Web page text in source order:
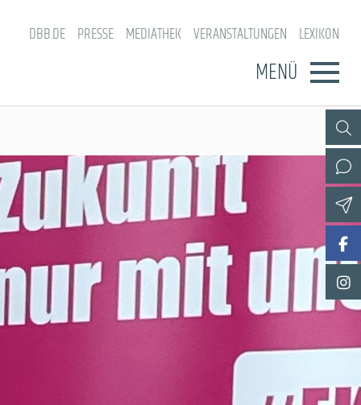
DBB.DE PRESSE MEDIATHEK VERANSTALTUNGEN LEXIKON
MENÜ